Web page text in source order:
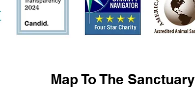
Map To The Sanctuary